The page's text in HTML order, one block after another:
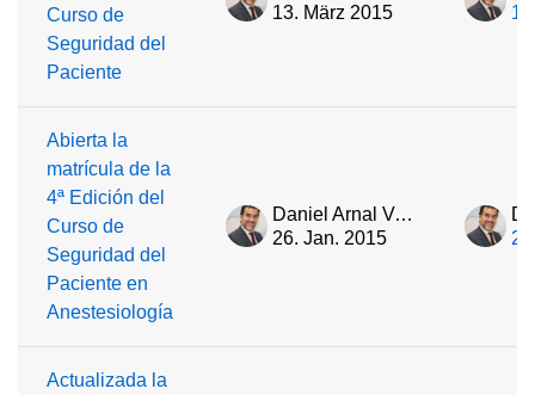
Curso de
Seguridad del
Paciente
13. März 2015
Abierta la
matrícula de la
4ª Edición del
Curso de
Seguridad del
Paciente en
Anestesiología
Daniel Arnal Velasco
26. Jan. 2015
Actualizada la